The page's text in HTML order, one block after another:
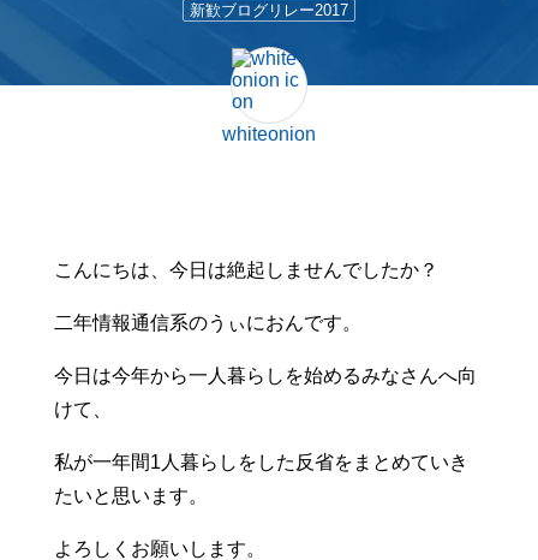
新歓ブログリレー2017
whiteonion
こんにちは、今日は絶起しませんでしたか？
二年情報通信系のうぃにおんです。
今日は今年から一人暮らしを始めるみなさんへ向
けて、
私が一年間1人暮らしをした反省をまとめていき
たいと思います。
よろしくお願いします。